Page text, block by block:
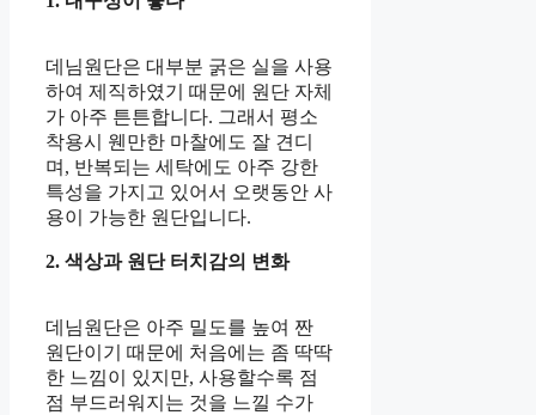
데님원단은 대부분 굵은 실을 사용
하여 제직하였기 때문에 원단 자체
가 아주 튼튼합니다. 그래서 평소
착용시 웬만한 마찰에도 잘 견디
며, 반복되는 세탁에도 아주 강한
특성을 가지고 있어서 오랫동안 사
용이 가능한 원단입니다.
2. 색상과 원단 터치감의 변화
데님원단은 아주 밀도를 높여 짠
원단이기 때문에 처음에는 좀 딱딱
한 느낌이 있지만, 사용할수록 점
점 부드러워지는 것을 느낄 수가